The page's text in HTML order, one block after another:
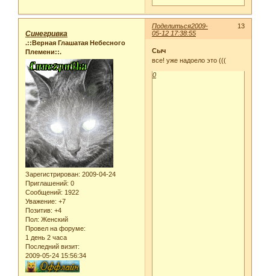
Поделиться 13
2009-
05-12 17:38:55
Синегривка
.::Верная Глашатая Небесного
Племени::.
Зарегистрирован: 2009-04-24
Приглашений: 0
Сообщений: 1922
Уважение: +7
Позитив: +4
Пол: Женский
Провел на форуме:
1 день 2 часа
Последний визит:
2009-05-24 15:56:34
Сыч
все! уже надоело это (((
0